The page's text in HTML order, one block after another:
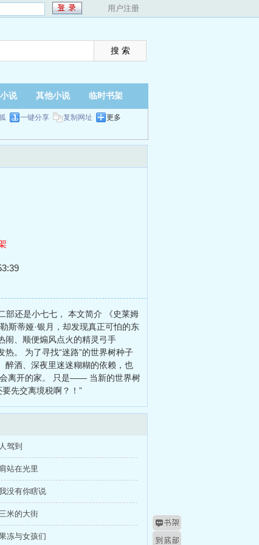
用户注册
说 其他小说 临时书架
一键分享 复制网址 更多
部还是小七七， 本文简介 《史莱姆
蒂娅·银月，却发现真正可怕的东
、顺便煽风点火的精灵弓手
。 为了寻找“迷路”的世界树种子
酒、深夜里迷迷糊糊的依赖，也
会离开的家。 只是—— 当新的世界树
先交离境税啊？！”
驾到
站在光里
没有你瞎说
米的大街
冻与女孩们